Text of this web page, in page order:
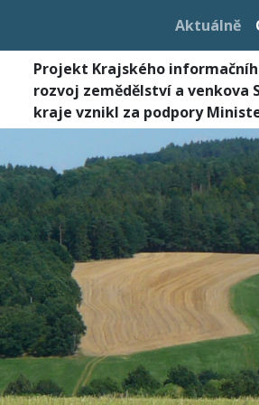
Aktuálně
Projekt Krajského
rozvoj zemědělství a venkova
kraje vznikl za podpory